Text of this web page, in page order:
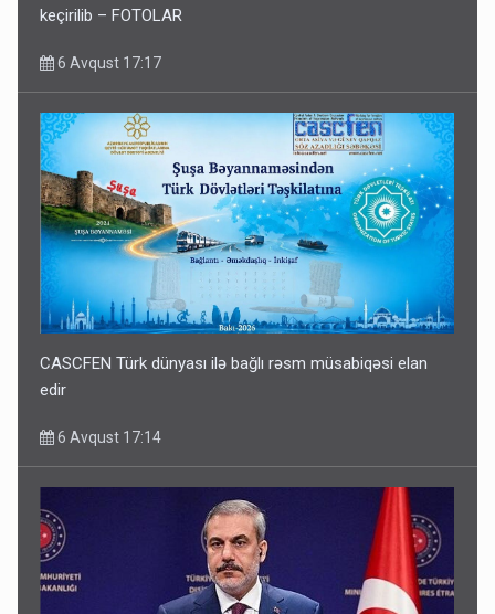
keçirilib – FOTOLAR
6 Avqust 17:17
CASCFEN Türk dünyası ilə bağlı rəsm müsabiqəsi elan
edir
6 Avqust 17:14